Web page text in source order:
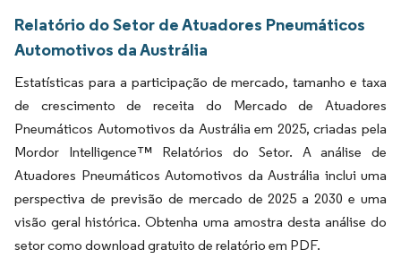
Relatório do Setor de Atuadores Pneumáticos
Automotivos da Austrália
Estatísticas para a participação de mercado, tamanho e taxa
de crescimento de receita do Mercado de Atuadores
Pneumáticos Automotivos da Austrália em 2025, criadas pela
Mordor Intelligence™ Relatórios do Setor. A análise de
Atuadores Pneumáticos Automotivos da Austrália inclui uma
perspectiva de previsão de mercado de 2025 a 2030 e uma
visão geral histórica. Obtenha uma amostra desta análise do
setor como download gratuito de relatório em PDF.